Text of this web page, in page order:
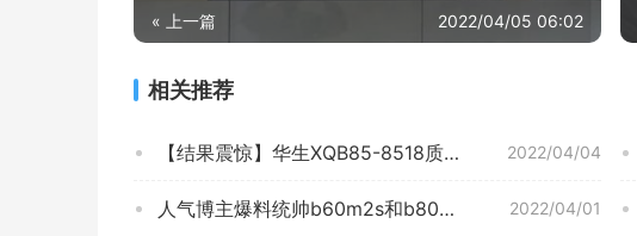
« 上一篇 2022/04/05 06:02
相关推荐
2022/04/04
【结果震惊】华生XQB85-8518质量怎么？可靠吗？坑不坑人看完这个评测就知道了！
2022/04/01
人气博主爆料统帅b60m2s和b80m087 哪个更好用？深度剖析功能区别